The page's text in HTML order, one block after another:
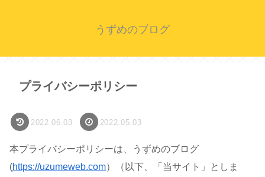
うずめのブログ
プライバシーポリシー
2022.06.03 2022.05.03
本プライバシーポリシーは、うずめのブログ
(https://uzumeweb.com）（以下、「当サイト」としま